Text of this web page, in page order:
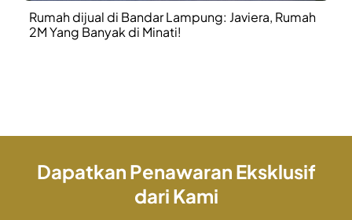
Rumah dijual di Bandar Lampung: Javiera, Rumah
2M Yang Banyak di Minati!
Dapatkan Penawaran Eksklusif
dari Kami